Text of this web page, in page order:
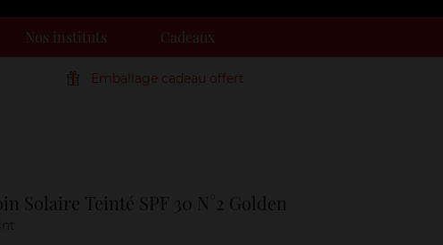
Nos instituts Cadeaux
Emballage cadeau offert
Solaire Teinté SPF 30 N°2 Golden